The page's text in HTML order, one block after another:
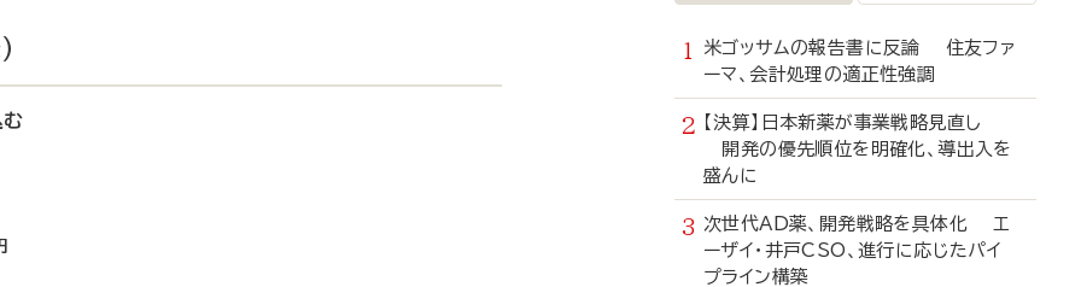
む
米ゴッサムの報告書に反論 住友ファ
ーマ、会計処理の適正性強調
【決算】日本新薬が事業戦略見直し
開発の優先順位を明確化、導出入を
盛んに
次世代AD薬、開発戦略を具体化 エ
ーザイ・井戸CSO、進行に応じたパイ
プライン構築